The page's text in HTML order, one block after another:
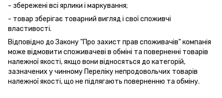
- збережені всі ярлики і маркування;
- товар зберігає товарний вигляд і свої споживчі
властивості.
Відповідно до Закону "Про захист прав споживачів" компанія
може відмовити споживачеві в обміні та поверненні товарів
належної якості, якщо вони відносяться до категорій,
зазначених у чинному Переліку непродовольчих товарів
належної якості, що не підлягають поверненню та обміну.